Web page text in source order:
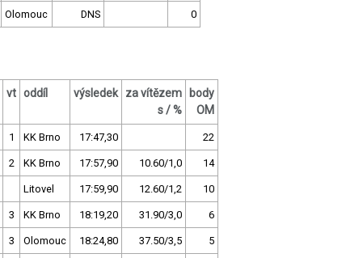
Olomouc DNS 0
vt oddíl výsledek
za vítězem
s / %
body
OM
1 KK Brno 17:47,30 22
2 KK Brno 17:57,90 10.60/1,0 14
Litovel 17:59,90 12.60/1,2 10
3 KK Brno 18:19,20 31.90/3,0 6
3 Olomouc 18:24,80 37.50/3,5 5